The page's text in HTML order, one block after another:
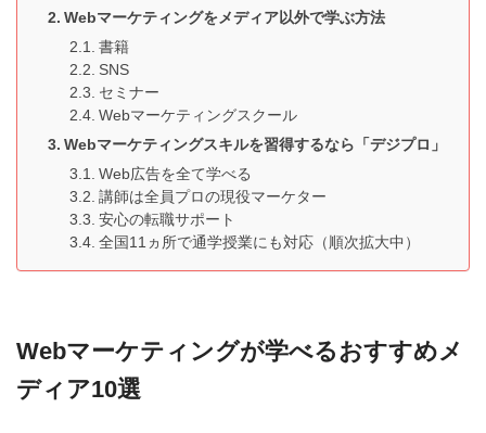
Webマーケティングをメディア以外で学ぶ方法
書籍
SNS
セミナー
Webマーケティングスクール
Webマーケティングスキルを習得するなら「デジプロ」
Web広告を全て学べる
講師は全員プロの現役マーケター
安心の転職サポート
全国11ヵ所で通学授業にも対応（順次拡大中）
Webマーケティングが学べるおすすめメ
ディア10選